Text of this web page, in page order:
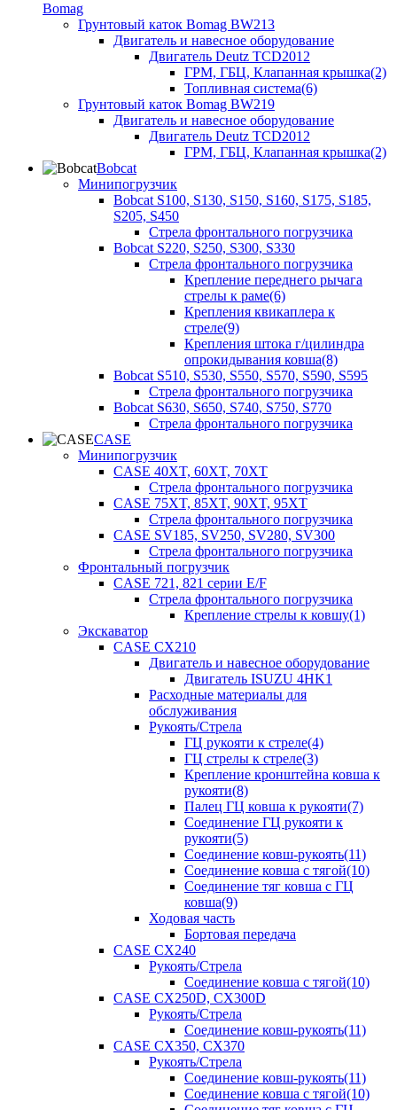
Bomag
Грунтовый каток Bomag BW213
Двигатель и навесное оборудование
Двигатель Deutz TCD2012
ГРМ, ГБЦ, Клапанная крышка(2)
Топливная система(6)
Грунтовый каток Bomag BW219
Двигатель и навесное оборудование
Двигатель Deutz TCD2012
ГРМ, ГБЦ, Клапанная крышка(2)
Bobcat
Минипогрузчик
Bobcat S100, S130, S150, S160, S175, S185,
S205, S450
Стрела фронтального погрузчика
Bobcat S220, S250, S300, S330
Стрела фронтального погрузчика
Крепление переднего рычага
стрелы к раме(6)
Крепления квикаплера к
стреле(9)
Крепления штока г/цилиндра
опрокидывания ковша(8)
Bobcat S510, S530, S550, S570, S590, S595
Стрела фронтального погрузчика
Bobcat S630, S650, S740, S750, S770
Стрела фронтального погрузчика
CASE
Минипогрузчик
CASE 40XT, 60XT, 70XT
Стрела фронтального погрузчика
CASE 75XT, 85XT, 90XT, 95XT
Стрела фронтального погрузчика
CASE SV185, SV250, SV280, SV300
Стрела фронтального погрузчика
Фронтальный погрузчик
CASE 721, 821 серии E/F
Стрела фронтального погрузчика
Крепление стрелы к ковшу(1)
Экскаватор
CASE CX210
Двигатель и навесное оборудование
Двигатель ISUZU 4HK1
Расходные материалы для
обслуживания
Рукоять/Стрела
ГЦ рукояти к стреле(4)
ГЦ стрелы к стреле(3)
Крепление кронштейна ковша к
рукояти(8)
Палец ГЦ ковша к рукояти(7)
Соединение ГЦ рукояти к
рукояти(5)
Соединение ковш-рукоять(11)
Соединение ковша с тягой(10)
Соединение тяг ковша с ГЦ
ковша(9)
Ходовая часть
Бортовая передача
CASE CX240
Рукоять/Стрела
Соединение ковша с тягой(10)
CASE CX250D, CX300D
Рукоять/Стрела
Соединение ковш-рукоять(11)
CASE CX350, CX370
Рукоять/Стрела
Соединение ковш-рукоять(11)
Соединение ковша с тягой(10)